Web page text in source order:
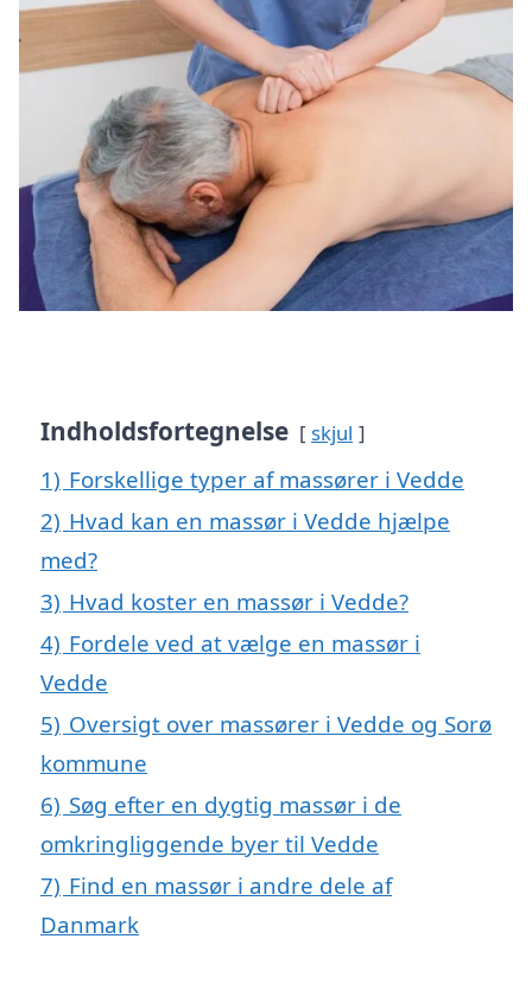
Indholdsfortegnelse skjul
1) Forskellige typer af massører i Vedde
2) Hvad kan en massør i Vedde hjælpe
med?
3) Hvad koster en massør i Vedde?
4) Fordele ved at vælge en massør i
Vedde
5) Oversigt over massører i Vedde og Sorø
kommune
6) Søg efter en dygtig massør i de
omkringliggende byer til Vedde
7) Find en massør i andre dele af
Danmark